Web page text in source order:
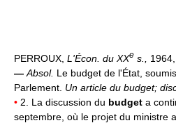
PERROUX, L'Écon. du XXe s.,
— Absol. Le budget de l'État,
Parlement. Un article du budget;
• 2. La discussion du budget a
septembre, où le projet du ministre